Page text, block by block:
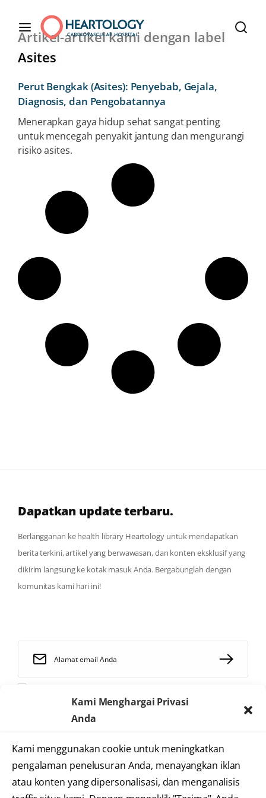
Kami Menghargai Privasi
Anda
Kami menggunakan cookie untuk meningkatkan
pengalaman penelusuran Anda, menayangkan iklan
atau konten yang dipersonalisasi, dan menganalisis
Artikel-artikel kami dengan label
Asites
Perut Bengkak (Asites): Penyebab, Gejala,
Diagnosis, dan Pengobatannya
Menerapkan gaya hidup sehat sangat penting
untuk mencegah penyakit jantung dan mengurangi
risiko asites.
Dapatkan update terbaru.
Berlangganan ke health library Heartology untuk mendapatkan
berita terkini, artikel yang berwawasan, dan konten eksklusif yang
dikirim langsung ke kotak masuk Anda. Bergabunglah dengan
komunitas kami hari ini!
2025 © Heartology
Cardiovascular Hospital